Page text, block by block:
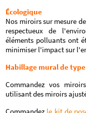
Écologique
Nos miroirs sur mesure
respectueux de
éléments polluants ont
minimiser l'impact sur
Habillage mural de
Commandez vos
utilisant des miroirs